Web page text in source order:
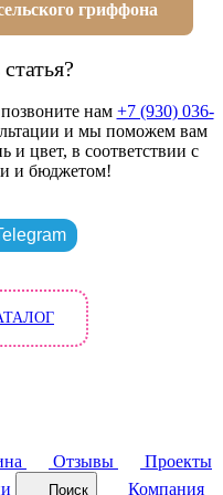
гриффона
нам +7 (930) 036-
и мы поможем вам
и цвет, в соответствии с
и бюджетом!
Отзывы
Проекты
Поиск Компания